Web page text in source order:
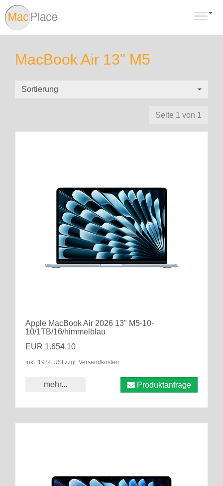
MacBook Air 13" M5
Sortierung
Seite 1 von 1
Apple MacBook Air 2026 13" M5-10-
10/1TB/16/himmelblau
EUR 1.654,10
inkl. 19 % USt zzgl. Versandkosten
mehr... Produktanfrage